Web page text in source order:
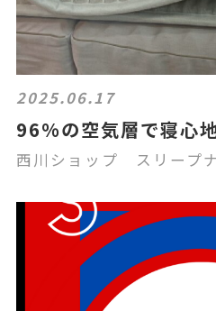
2025.06.17
96%の空気層で寝心
西川ショップ スリープ